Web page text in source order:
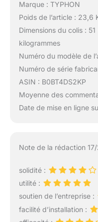
Marque : TYPHON
Poids de l’article : 23,6
Dimensions du colis :
kilogrammes
Numéro du modèle de
Numéro de série
ASIN : B0BT4DS2KP
Moyenne des
Date de mise en ligne
Note de la rédaction
solidité :
utilité :
soutien de l’entreprise :
facilité d’installation :